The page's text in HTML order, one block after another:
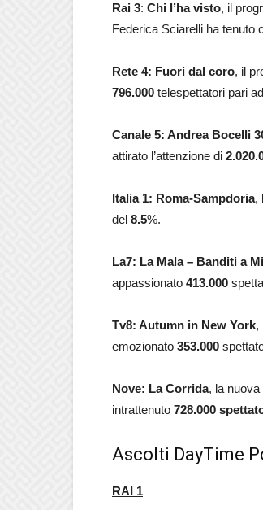
Rai 3: Chi l’ha visto, il
Federica Sciarelli ha tenuto
Rete 4: Fuori dal coro, il
796.000 telespettatori pari
Canale 5: Andrea Bocelli
attirato l’attenzione di
Italia 1: Roma-Sampdoria,
del 8.5%.
La7: La Mala – Banditi a
appassionato 413.000
Tv8: Autumn in New York,
emozionato 353.000
Nove: La Corrida, la
intrattenuto 728.000
Ascolti DayTime
RAI 1